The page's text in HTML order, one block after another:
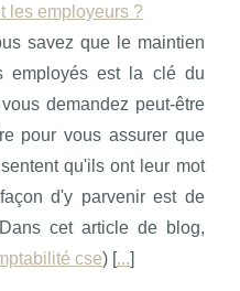
les employeurs ?
savez que le maintien
employés est la clé du
demandez peut-être
pour vous assurer que
qu'ils ont leur mot
d'y parvenir est de
cet article de blog,
cse) [...]